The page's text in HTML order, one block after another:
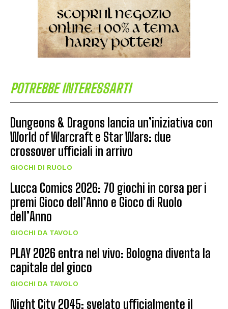
POTREBBE INTERESSARTI
Dungeons & Dragons lancia un’iniziativa con
World of Warcraft e Star Wars: due
crossover ufficiali in arrivo
GIOCHI DI RUOLO
Lucca Comics 2026: 70 giochi in corsa per i
premi Gioco dell’Anno e Gioco di Ruolo
dell’Anno
GIOCHI DA TAVOLO
PLAY 2026 entra nel vivo: Bologna diventa la
capitale del gioco
GIOCHI DA TAVOLO
Night City 2045: svelato ufficialmente il